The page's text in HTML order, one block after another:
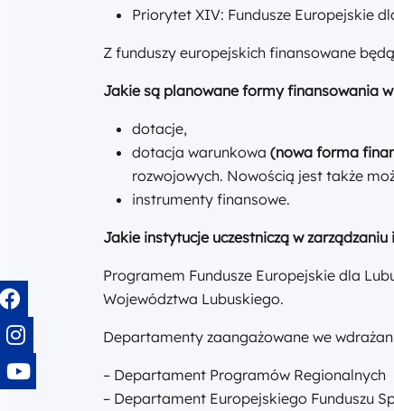
Priorytet XIV: Fundusze Europejskie
Z funduszy europejskich finansowane
Jakie są planowane formy finansowania
dotacje,
dotacja warunkowa (nowa forma
rozwojowych. Nowością jest także
instrumenty finansowe.
Jakie instytucje uczestniczą w
Programem Fundusze Europejskie dla
Województwa Lubuskiego.
Departamenty zaangażowane we
– Departament Programów Regionalnych
– Departament Europejskiego Funduszu